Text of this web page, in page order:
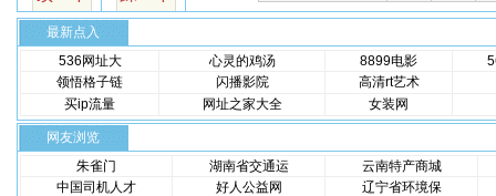
最新点入
536网址大
心灵的鸡汤 8899电影
领悟格子链
闪播影院
高清rt艺术
买ip流量
网址之家大全 女装网
网友浏览
朱雀门
湖南省交通运
云南特产商城
中国司机人才
好人公益网
辽宁省环境保